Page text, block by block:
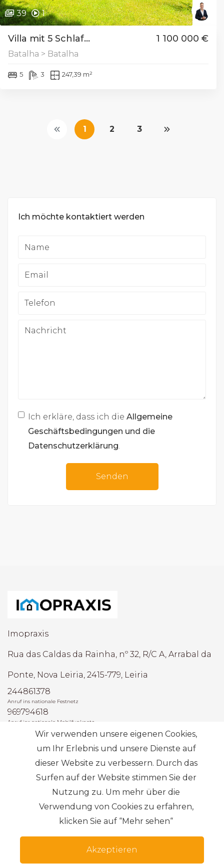
39 1
Villa mit 5 Schlaf... 1 100 000 €
Batalha > Batalha
5 3 247,39 m²
1 2 3
Ich möchte kontaktiert werden
Name
Email
Telefon
Nachricht
Ich erkläre, dass ich die Allgemeine
Geschäftsbedingungen und die
Datenschutzerklärung
Senden
Imopraxis
Rua das Caldas da Rainha, nº 32, R/C A, Arrabal da
Ponte, Nova Leiria, 2415-779, Leiria
244861378
Anruf ins nationale Festnetz
969794618
Anruf ins nationale Mobilfunknetz
AMI: 22493
Die häufigsten Suchanfragen
Abonnieren
Geschäftsbedingungen
Wir verwenden unsere eigenen Cookies,
um Ihr Erlebnis und unsere Dienste auf
dieser Website zu verbessern. Durch das
Surfen auf der Website stimmen Sie der
Nutzung zu. Um mehr über die
Verwendung von Cookies zu erfahren,
klicken Sie auf “Mehr sehen“
Akzeptieren